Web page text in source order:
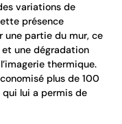
variations de
présence
une partie du mur, ce
une dégradation
thermique.
plus de 100
qui lui a permis de